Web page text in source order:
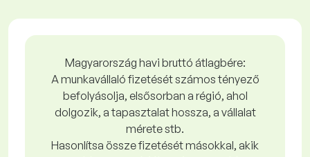
Magyarország havi bruttó átlagbére:
A munkavállaló fizetését számos tényező
befolyásolja, elsősorban a régió, ahol
dolgozik, a tapasztalat hossza, a vállalat
mérete stb.
Hasonlítsa össze fizetését másokkal, akik